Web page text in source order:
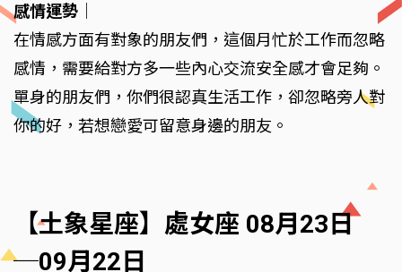
感情運勢
在情感方面有對象的朋友們，這個月忙於工作而忽略
感情，需要給對方多一些內心交流安全感才會足夠。
單身的朋友們，你們很認真生活工作，卻忽略旁人對
你的好，若想戀愛可留意身邊的朋友。
【土象星座】處女座 08月23日
─09月22日